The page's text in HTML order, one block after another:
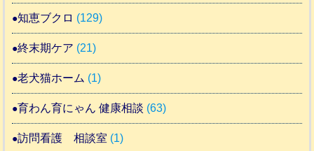
知恵ブクロ (129)
終末期ケア (21)
老犬猫ホーム (1)
育わん育にゃん 健康相談 (63)
訪問看護 相談室 (1)